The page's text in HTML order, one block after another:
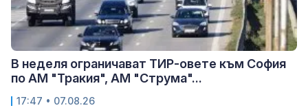
В неделя ограничават ТИР-овете към София
по АМ "Тракия", АМ "Струма"...
17:47 • 07.08.26